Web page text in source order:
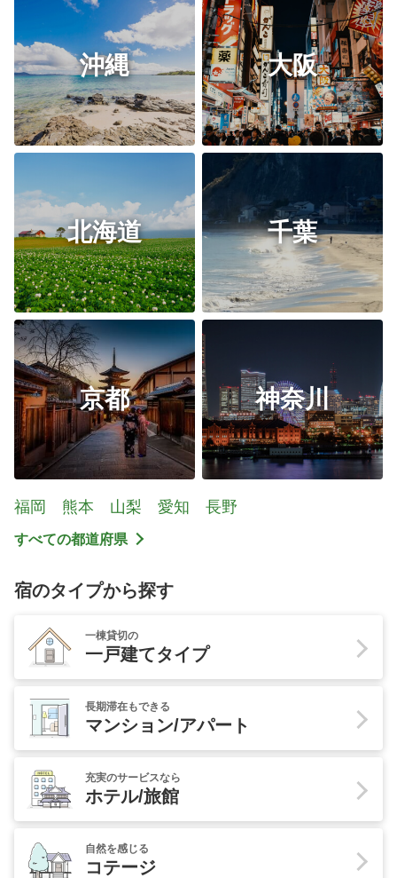
沖縄 大阪
北海道 千葉
京都 神奈川
福岡 熊本 山梨 愛知 長野
すべての都道府県
宿のタイプから探す
一棟貸切の
一戸建てタイプ
長期滞在もできる
マンション/アパート
充実のサービスなら
ホテル/旅館
自然を感じる
コテージ